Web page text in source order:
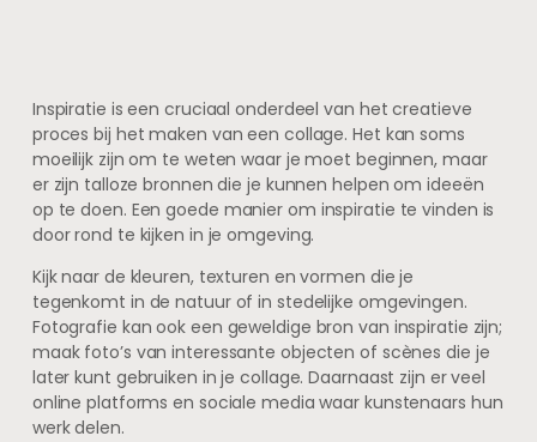
Inspiratie is een cruciaal onderdeel van het creatieve
proces bij het maken van een collage. Het kan soms
moeilijk zijn om te weten waar je moet beginnen, maar
er zijn talloze bronnen die je kunnen helpen om ideeën
op te doen. Een goede manier om inspiratie te vinden is
door rond te kijken in je omgeving.
Kijk naar de kleuren, texturen en vormen die je
tegenkomt in de natuur of in stedelijke omgevingen.
Fotografie kan ook een geweldige bron van inspiratie zijn;
maak foto’s van interessante objecten of scènes die je
later kunt gebruiken in je collage. Daarnaast zijn er veel
online platforms en sociale media waar kunstenaars hun
werk delen.